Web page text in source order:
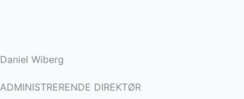
Daniel Wiberg
ADMINISTRERENDE DIREKTØR